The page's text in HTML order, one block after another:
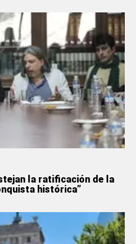
la ratificación de la
histórica”